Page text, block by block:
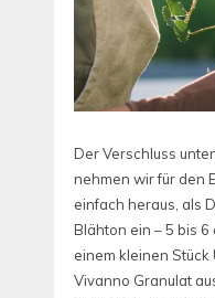
Der Verschluss
nehmen wir für den
einfach heraus, als
Blähton ein – 5 bis
einem kleinen
Vivanno Granulat